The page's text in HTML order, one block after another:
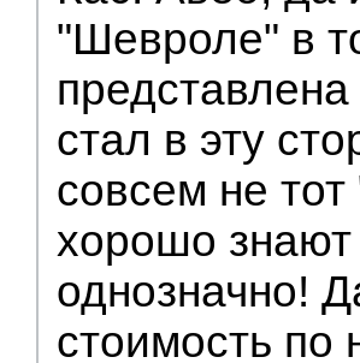
"Шевроле" в
стал в эту
совсем не
хорошо
однозначно!
стоимость по